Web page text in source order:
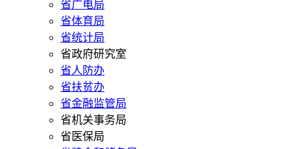
省广电局
省体育局
省统计局
省政府研究室
省人防办
省扶贫办
省金融监管局
省机关事务局
省医保局